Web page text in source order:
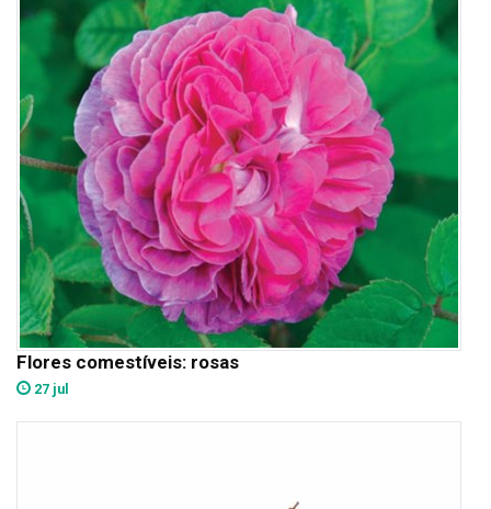
Flores comestíveis: rosas
27 jul